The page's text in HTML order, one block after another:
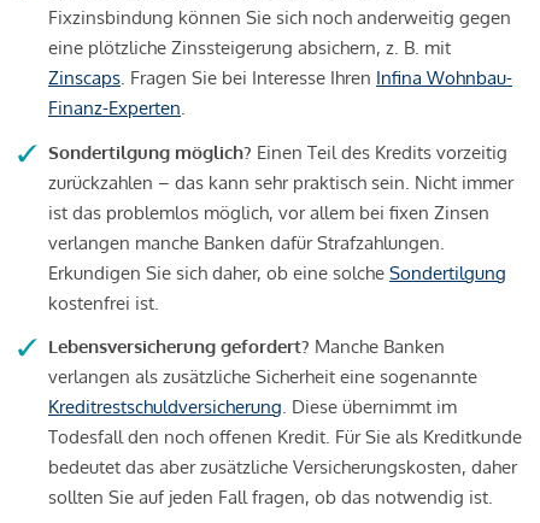
Fixzinsbindung können Sie sich noch anderweitig gegen
eine plötzliche Zinssteigerung absichern, z. B. mit
Zinscaps. Fragen Sie bei Interesse Ihren Infina Wohnbau-
Finanz-Experten.
Sondertilgung möglich? Einen Teil des Kredits vorzeitig
zurückzahlen – das kann sehr praktisch sein. Nicht immer
ist das problemlos möglich, vor allem bei fixen Zinsen
verlangen manche Banken dafür Strafzahlungen.
Erkundigen Sie sich daher, ob eine solche Sondertilgung
kostenfrei ist.
Lebensversicherung gefordert? Manche Banken
verlangen als zusätzliche Sicherheit eine sogenannte
Kreditrestschuldversicherung. Diese übernimmt im
Todesfall den noch offenen Kredit. Für Sie als Kreditkunde
bedeutet das aber zusätzliche Versicherungskosten, daher
sollten Sie auf jeden Fall fragen, ob das notwendig ist.